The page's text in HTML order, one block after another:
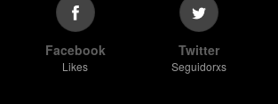
Facebook
Likes
Twitter
Seguidorxs